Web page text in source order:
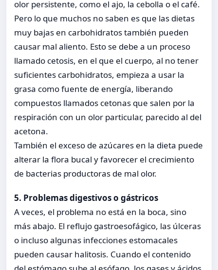
olor persistente, como el ajo, la cebolla o el café.
Pero lo que muchos no saben es que las dietas
muy bajas en carbohidratos también pueden
causar mal aliento. Esto se debe a un proceso
llamado cetosis, en el que el cuerpo, al no tener
suficientes carbohidratos, empieza a usar la
grasa como fuente de energía, liberando
compuestos llamados cetonas que salen por la
respiración con un olor particular, parecido al del
acetona.
También el exceso de azúcares en la dieta puede
alterar la flora bucal y favorecer el crecimiento
de bacterias productoras de mal olor.
5. Problemas digestivos o gástricos
A veces, el problema no está en la boca, sino
más abajo. El reflujo gastroesofágico, las úlceras
o incluso algunas infecciones estomacales
pueden causar halitosis. Cuando el contenido